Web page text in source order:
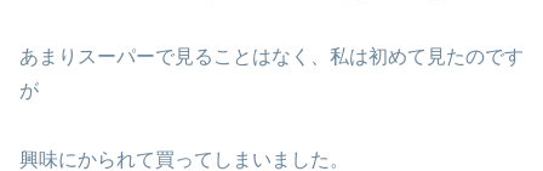
あまりスーパーで見ることはなく、私は初めて見たのです
が
興味にかられて買ってしまいました。